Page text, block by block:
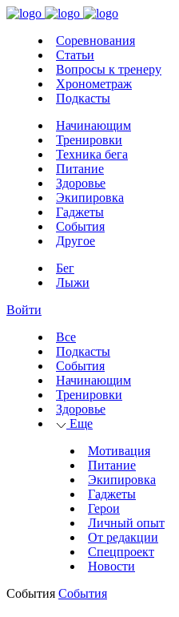
Соревнования
Статьи
Вопросы к тренеру
Хронометраж
Подкасты
Начинающим
Тренировки
Техника бега
Питание
Здоровье
Экипировка
Гаджеты
События
Другое
Бег
Лыжи
Войти
Все
Подкасты
События
Начинающим
Тренировки
Здоровье
Еще
Мотивация
Питание
Экипировка
Гаджеты
Герои
Личный опыт
От редакции
Спецпроект
Новости
События События